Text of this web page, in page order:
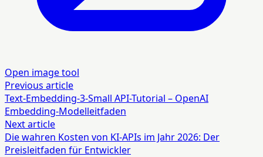
Open image tool
Previous article
Text-Embedding-3-Small API-Tutorial – OpenAI
Embedding-Modelleitfaden
Next article
Die wahren Kosten von KI-APIs im Jahr 2026: Der
Preisleitfaden für Entwickler